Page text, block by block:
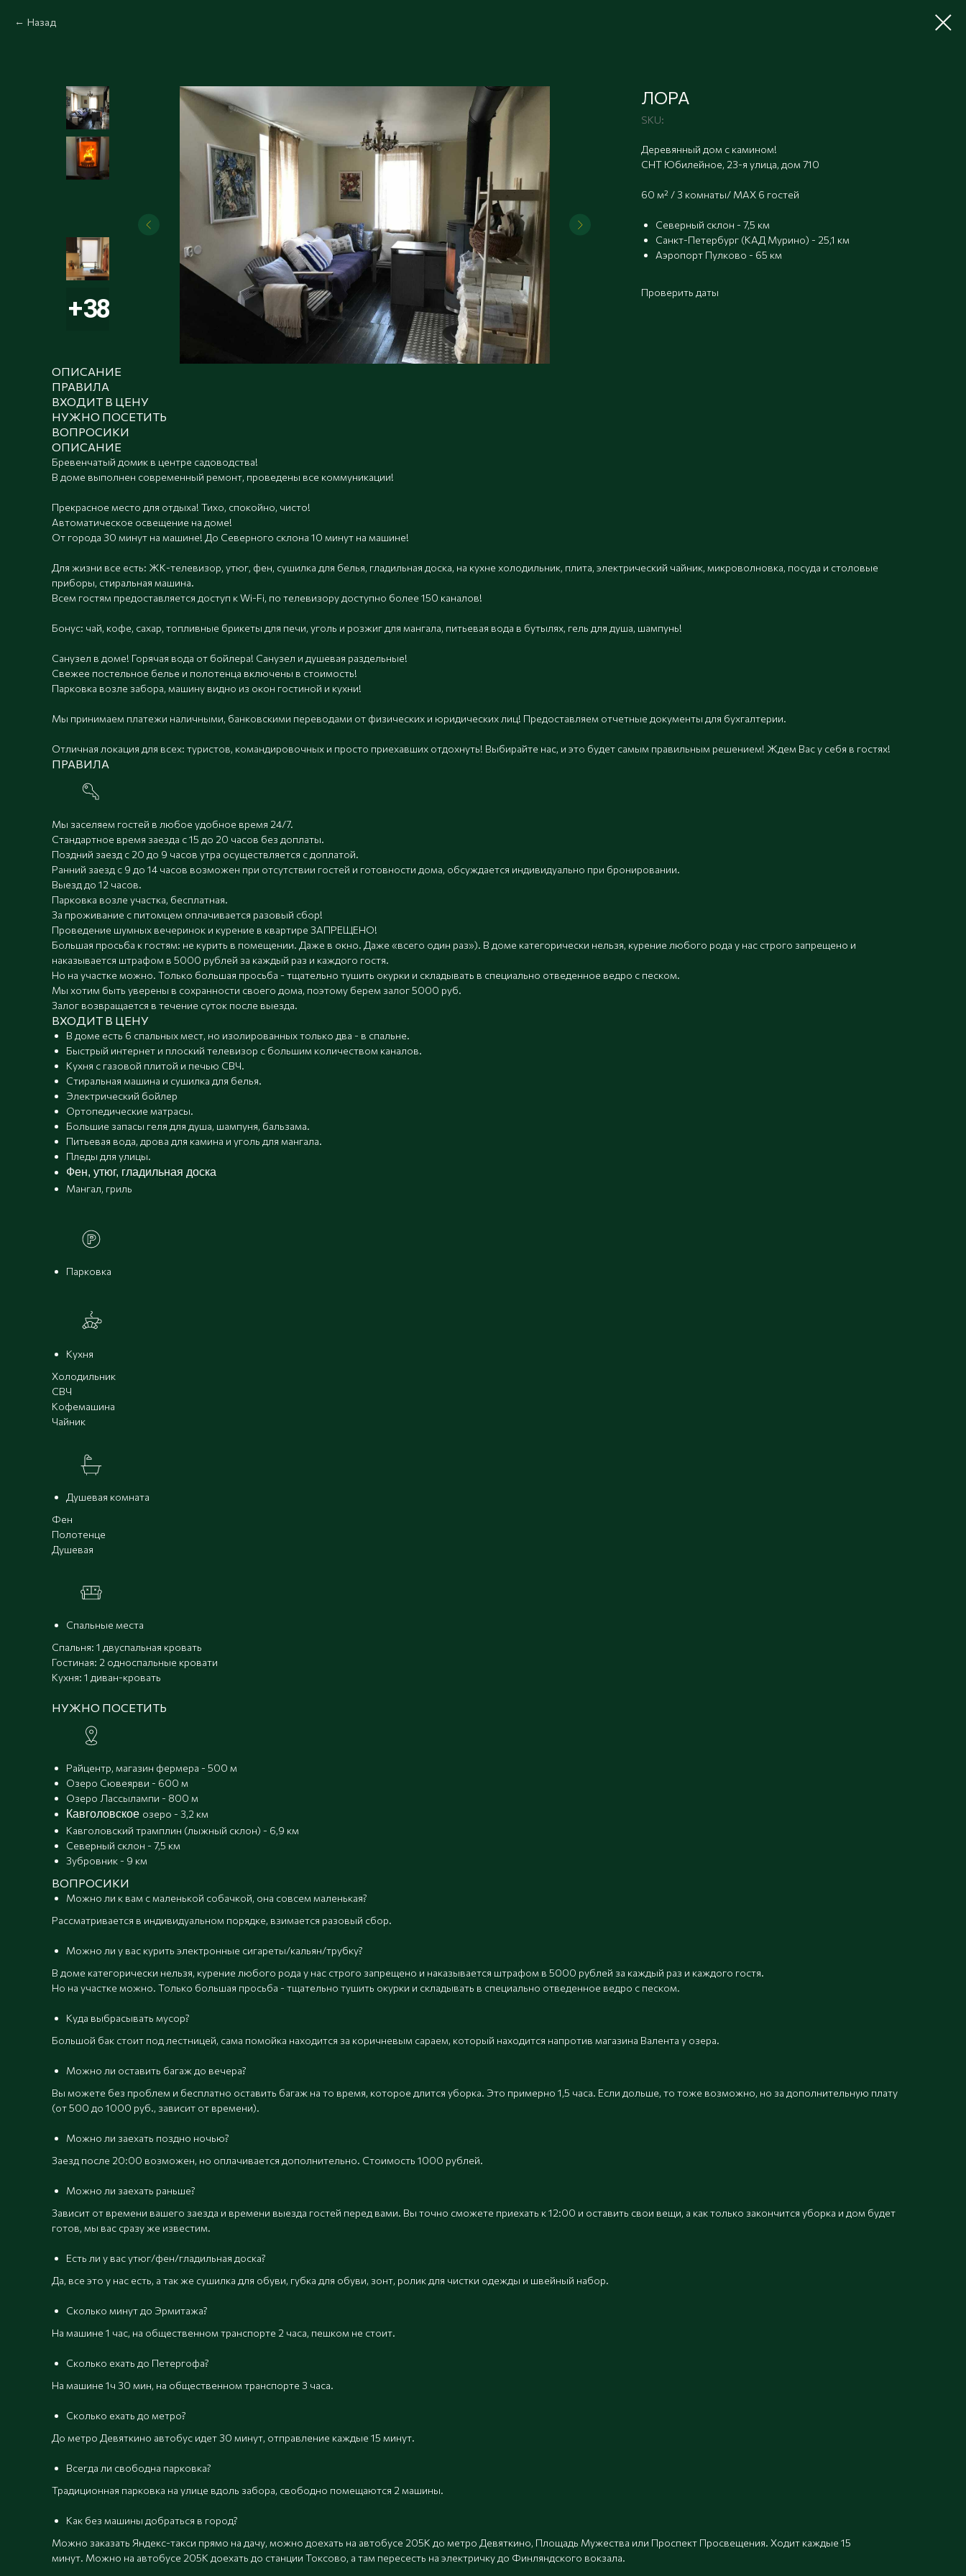
Назад
ЛОРА
SKU:
Деревянный дом с камином!
СНТ Юбилейное, 23-я улица, дом 710
60 м² / 3 комнаты/ MAX 6 гостей
Северный склон - 7,5 км
Санкт-Петербург (КАД Мурино) - 25,1 км
Аэропорт Пулково - 65 км
Проверить даты
ОПИСАНИЕ
ПРАВИЛА
ВХОДИТ В ЦЕНУ
НУЖНО ПОСЕТИТЬ
ВОПРОСИКИ
ОПИСАНИЕ
Бревенчатый домик в центре садоводства!
В доме выполнен современный ремонт, проведены все коммуникации!
Прекрасное место для отдыха! Тихо, спокойно, чисто!
Автоматическое освещение на доме!
От города 30 минут на машине! До Северного склона 10 минут на машине!
Для жизни все есть: ЖК-телевизор, утюг, фен, сушилка для белья, гладильная доска, на кухне холодильник, плита, электрический чайник, микроволновка, посуда и столовые
приборы, стиральная машина.
Всем гостям предоставляется доступ к Wi-Fi, по телевизору доступно более 150 каналов!
Бонус: чай, кофе, сахар, топливные брикеты для печи, уголь и розжиг для мангала, питьевая вода в бутылях, гель для душа, шампунь!
Санузел в доме! Горячая вода от бойлера! Санузел и душевая раздельные!
Свежее постельное белье и полотенца включены в стоимость!
Парковка возле забора, машину видно из окон гостиной и кухни!
Мы принимаем платежи наличными, банковскими переводами от физических и юридических лиц! Предоставляем отчетные документы для бухгалтерии.
Отличная локация для всех: туристов, командировочных и просто приехавших отдохнуть! Выбирайте нас, и это будет самым правильным решением! Ждем Вас у себя в гостях!
ПРАВИЛА
Мы заселяем гостей в любое удобное время 24/7.
Стандартное время заезда с 15 до 20 часов без доплаты.
Поздний заезд с 20 до 9 часов утра осуществляется с доплатой.
Ранний заезд с 9 до 14 часов возможен при отсутствии гостей и готовности дома, обсуждается индивидуально при бронировании.
Выезд до 12 часов.
Парковка возле участка, бесплатная.
За проживание с питомцем оплачивается разовый сбор!
Проведение шумных вечеринок и курение в квартире ЗАПРЕЩЕНО!
Большая просьба к гостям: не курить в помещении. Даже в окно. Даже «всего один раз»). В доме категорически нельзя, курение любого рода у нас строго запрещено и
наказывается штрафом в 5000 рублей за каждый раз и каждого гостя.
Но на участке можно. Только большая просьба - тщательно тушить окурки и складывать в специально отведенное ведро с песком.
Мы хотим быть уверены в сохранности своего дома, поэтому берем залог 5000 руб.
Залог возвращается в течение суток после выезда.
ВХОДИТ В ЦЕНУ
В доме есть 6 спальных мест, но изолированных только два - в спальне.
Быстрый интернет и плоский телевизор с большим количеством каналов.
Кухня с газовой плитой и печью СВЧ.
Стиральная машина и сушилка для белья.
Электрический бойлер
Ортопедические матрасы.
Большие запасы геля для душа, шампуня, бальзама.
Питьевая вода, дрова для камина и уголь для мангала.
Пледы для улицы.
Фен, утюг, гладильная доска
Мангал, гриль
Парковка
Кухня
Холодильник
СВЧ
Кофемашина
Чайник
Душевая комната
Фен
Полотенце
Душевая
Спальные места
Спальня: 1 двуспальная кровать
Гостиная: 2 односпальные кровати
Кухня: 1 диван-кровать
НУЖНО ПОСЕТИТЬ
Райцентр, магазин фермера - 500 м
Озеро Сювеярви - 600 м
Озеро Лассылампи - 800 м
Кавголовское озеро - 3,2 км
Кавголовский трамплин (лыжный склон) - 6,9 км
Северный склон - 7,5 км
Зубровник - 9 км
ВОПРОСИКИ
Можно ли к вам с маленькой собачкой, она совсем маленькая?
Рассматривается в индивидуальном порядке, взимается разовый сбор.
Можно ли у вас курить электронные сигареты/кальян/трубку?
В доме категорически нельзя, курение любого рода у нас строго запрещено и наказывается штрафом в 5000 рублей за каждый раз и каждого гостя.
Но на участке можно. Только большая просьба - тщательно тушить окурки и складывать в специально отведенное ведро с песком.
Куда выбрасывать мусор?
Большой бак стоит под лестницей, сама помойка находится за коричневым сараем, который находится напротив магазина Валента у озера.
Можно ли оставить багаж до вечера?
Вы можете без проблем и бесплатно оставить багаж на то время, которое длится уборка. Это примерно 1,5 часа. Если дольше, то тоже возможно, но за дополнительную плату
(от 500 до 1000 руб., зависит от времени).
Можно ли заехать поздно ночью?
Заезд после 20:00 возможен, но оплачивается дополнительно. Стоимость 1000 рублей.
Можно ли заехать раньше?
Зависит от времени вашего заезда и времени выезда гостей перед вами. Вы точно сможете приехать к 12:00 и оставить свои вещи, а как только закончится уборка и дом будет
готов, мы вас сразу же известим.
Есть ли у вас утюг/фен/гладильная доска?
Да, все это у нас есть, а так же сушилка для обуви, губка для обуви, зонт, ролик для чистки одежды и швейный набор.
Сколько минут до Эрмитажа?
На машине 1 час, на общественном транспорте 2 часа, пешком не стоит.
Сколько ехать до Петергофа?
На машине 1ч 30 мин, на общественном транспорте 3 часа.
Сколько ехать до метро?
До метро Девяткино автобус идет 30 минут, отправление каждые 15 минут.
Всегда ли свободна парковка?
Традиционная парковка на улице вдоль забора, свободно помещаются 2 машины.
Как без машины добраться в город?
Можно заказать Яндекс-такси прямо на дачу, можно доехать на автобусе 205К до метро Девяткино, Площадь Мужества или Проспект Просвещения. Ходит каждые 15
минут. Можно на автобусе 205К доехать до станции Токсово, а там пересесть на электричку до Финляндского вокзала.